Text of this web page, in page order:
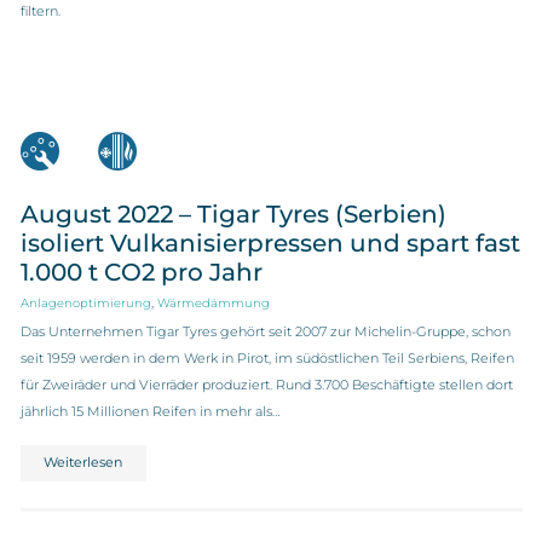
filtern.
August 2022 – Tigar Tyres (Serbien)
isoliert Vulkanisierpressen und spart fast
1.000 t CO2 pro Jahr
Anlagenoptimierung, Wärmedämmung
Das Unternehmen Tigar Tyres gehört seit 2007 zur Michelin-Gruppe, schon
seit 1959 werden in dem Werk in Pirot, im südöstlichen Teil Serbiens, Reifen
für Zweiräder und Vierräder produziert. Rund 3.700 Beschäftigte stellen dort
jährlich 15 Millionen Reifen in mehr als…
Weiterlesen